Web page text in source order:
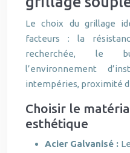
Le choix du grillage
facteurs : la
recherchée, le
l’environnement
intempéries, proximité
Choisir le
esthétique
Acier Galvanisé :